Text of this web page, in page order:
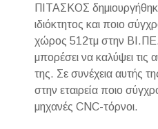
ΠΙΤΑΣΚΟΣ
ιδιόκτητος και ποιο
χώρος 512τμ στην
μπορέσει να καλύψει τις
της. Σε συνέχεια αυτής
στην εταιρεία ποιο
μηχανές CNC-τόρνοι.